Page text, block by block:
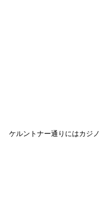
ケルントナー通りにはカジ